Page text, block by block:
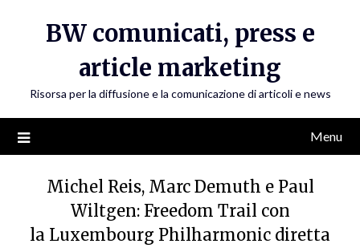
BW comunicati, press e
article marketing
Risorsa per la diffusione e la comunicazione di articoli e news
Menu
Michel Reis, Marc Demuth e Paul
Wiltgen: Freedom Trail con
la Luxembourg Philharmonic diretta